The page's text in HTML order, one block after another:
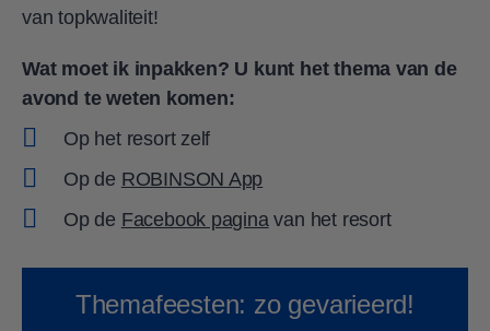
van topkwaliteit!
Wat moet ik inpakken? U kunt het thema van de
avond te weten komen:
Op het resort zelf
Op de ROBINSON App
Op de Facebook paginavan het resort
Themafeesten: zo gevarieerd!